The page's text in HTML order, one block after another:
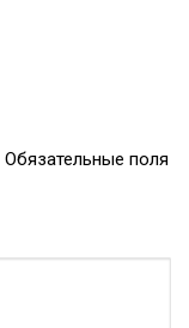
Обязательные поля